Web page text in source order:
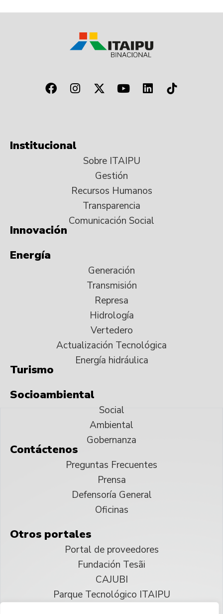
Institucional
Sobre ITAIPU
Gestión
Recursos Humanos
Transparencia
Comunicación Social
Innovación
Energía
Generación
Transmisión
Represa
Hidrología
Vertedero
Actualización Tecnológica
Energía hidráulica
Turismo
Socioambiental
Social
Ambiental
Gobernanza
Contáctenos
Preguntas Frecuentes
Prensa
Defensoría General
Oficinas
Otros portales
Portal de proveedores
Fundación Tesãi
CAJUBI
Parque Tecnológico ITAIPU